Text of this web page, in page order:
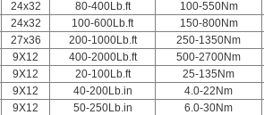
24x32 80-400Lb.ft 100-550Nm
24x32 100-600Lb.ft 150-800Nm
27x36 200-1000Lb.ft 250-1350Nm
9X12 400-2000Lb.ft 500-2700Nm
9X12 20-100Lb.ft 25-135Nm
9X12 40-200Lb.in 4.0-22Nm
9X12 50-250Lb.in 6.0-30Nm